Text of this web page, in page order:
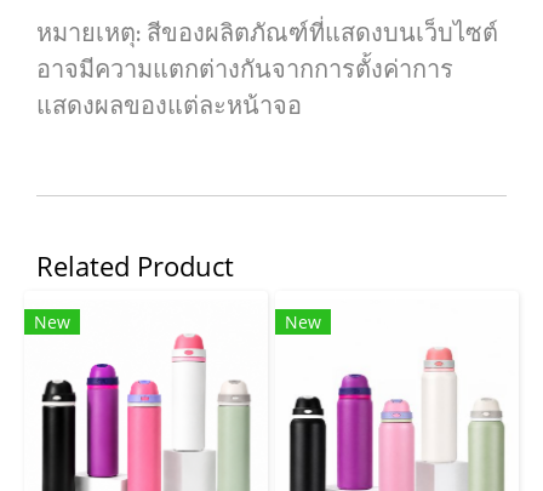
หมายเหตุ: สีของผลิตภัณฑ์ที่แสดงบนเว็บไซต์
อาจมีความแตกต่างกันจากการตั้งค่าการ
แสดงผลของแต่ละหน้าจอ
Related Product
New New